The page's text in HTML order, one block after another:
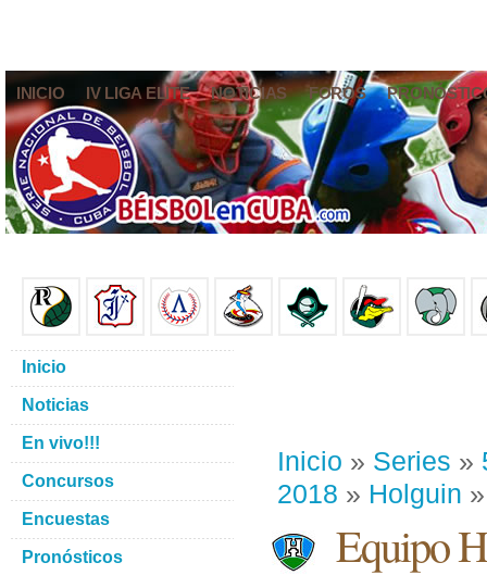
INICIO IV LIGA ELITE NOTICIAS FOROS
Inicio » Series »
2018 » Holguin
Equipo
Inicio
Noticias
En vivo!!!
Concursos
Encuestas
Pronósticos